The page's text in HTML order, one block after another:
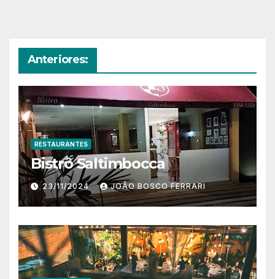
Anteriores:
RESTAURANTES
Bistrô Saltimbocca
23/11/2024 JOÃO BOSCO FERRARI